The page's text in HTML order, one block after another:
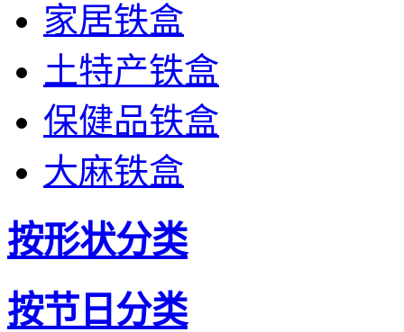
家居铁盒
土特产铁盒
保健品铁盒
大麻铁盒
按形状分类
按节日分类